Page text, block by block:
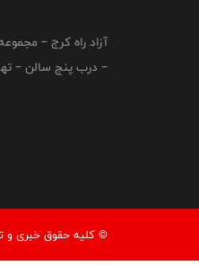
آزاد راه کرج –
– درب پنج سالن –
© کليه حقوق خبری و